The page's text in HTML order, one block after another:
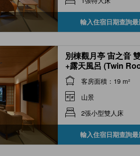
輸入住宿日期查詢最
別棟觀月亭 宙之音
+露天風呂 (Twin
Open-air Bath
Type, Hanare
客房面積：19 m²
山景
2張小型雙人床
輸入住宿日期查詢最